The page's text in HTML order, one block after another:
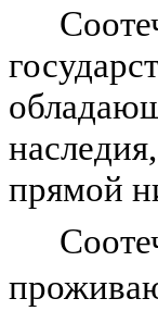
прямой